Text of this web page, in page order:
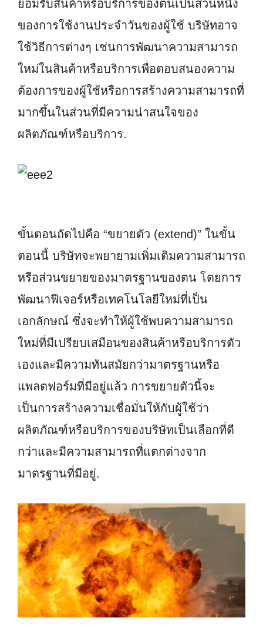
ยอมรับสินค้าหรือบริการของตนเป็นส่วนหนึ่ง
ของการใช้งานประจำวันของผู้ใช้ บริษัทอาจ
ใช้วิธีการต่างๆ เช่นการพัฒนาความสามารถ
ใหม่ในสินค้าหรือบริการเพื่อตอบสนองความ
ต้องการของผู้ใช้หรือการสร้างความสามารถที่
มากขึ้นในส่วนที่มีความน่าสนใจของ
ผลิตภัณฑ์หรือบริการ.
ขั้นตอนถัดไปคือ “ขยายตัว (extend)” ในขั้น
ตอนนี้ บริษัทจะพยายามเพิ่มเติมความสามารถ
หรือส่วนขยายของมาตรฐานของตน โดยการ
พัฒนาฟีเจอร์หรือเทคโนโลยีใหม่ที่เป็น
เอกลักษณ์ ซึ่งจะทำให้ผู้ใช้พบความสามารถ
ใหม่ที่มีเปรียบเสมือนของสินค้าหรือบริการตัว
เองและมีความทันสมัยกว่ามาตรฐานหรือ
แพลตฟอร์มที่มีอยู่แล้ว การขยายตัวนี้จะ
เป็นการสร้างความเชื่อมั่นให้กับผู้ใช้ว่า
ผลิตภัณฑ์หรือบริการของบริษัทเป็นเลือกที่ดี
กว่าและมีความสามารถที่แตกต่างจาก
มาตรฐานที่มีอยู่.